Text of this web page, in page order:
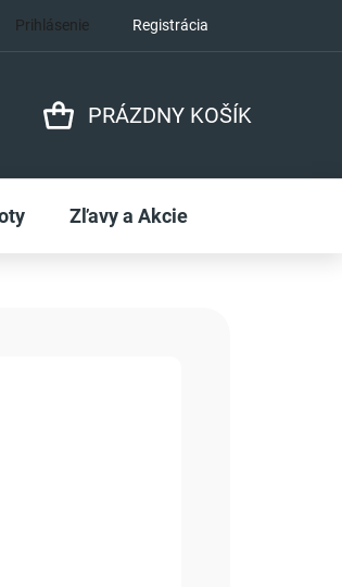
Prihlásenie Registrácia
PRÁZDNY KOŠÍK
Zľavy a Akcie